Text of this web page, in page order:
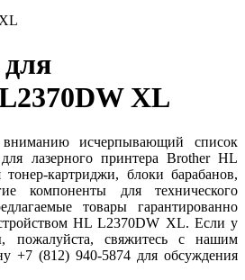
XL
исчерпывающий список
лазерного принтера Brother HL
картриджи, блоки барабанов,
компоненты для технического
товары гарантированно
HL L2370DW XL. Если у
пожалуйста, свяжитесь с нашим
+7 (812) 940-5874 для обсуждения